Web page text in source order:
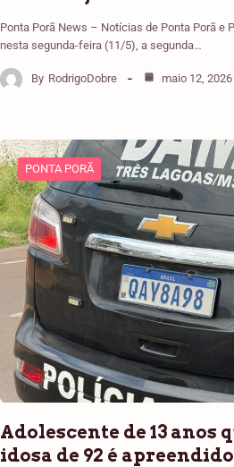
Ponta Porã News – Notícias de Ponta Porã e
nesta segunda-feira (11/5), a segunda…
By RodrigoDobre maio 12, 2026
PONTA PORÃ
Adolescente de 13 anos
idosa de 92 é